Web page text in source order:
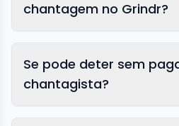
chantagem no Grindr?
Se pode deter sem
chantagista?